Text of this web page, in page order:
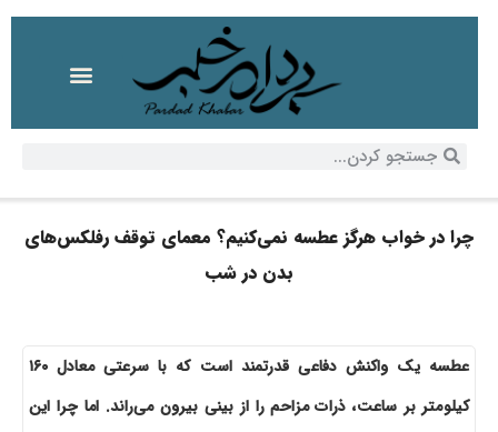
چرا در خواب هرگز عطسه نمی‌کنیم؟ معمای توقف رفلکس‌های
بدن در شب
عطسه یک واکنش دفاعی قدرتمند است که با سرعتی معادل ۱۶۰
کیلومتر بر ساعت، ذرات مزاحم را از بینی بیرون می‌راند. اما چرا این